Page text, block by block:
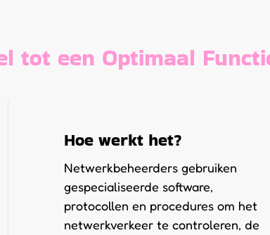
tot een Optimaal
Hoe werkt het?
Netwerkbeheerders gebruiken
gespecialiseerde software,
protocollen en procedures om het
netwerkverkeer te controleren, de